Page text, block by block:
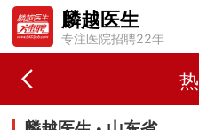
麟越医生
专注医院招聘22年